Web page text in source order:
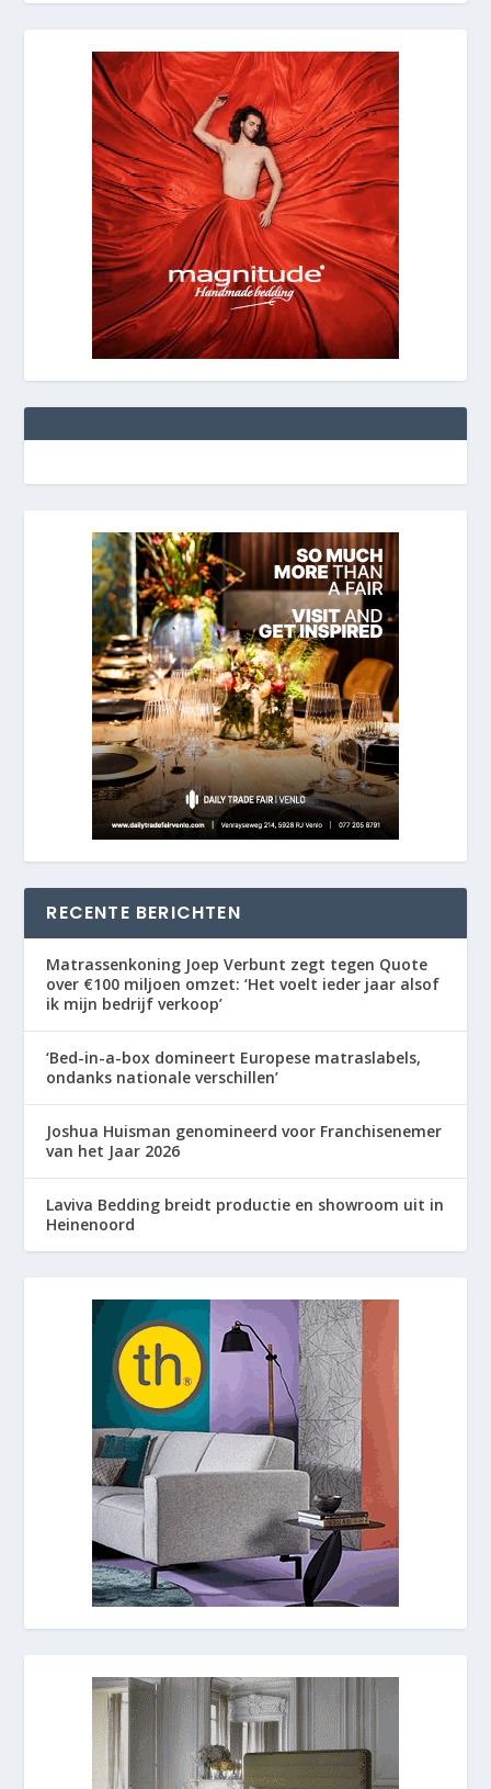
RECENTE BERICHTEN
Matrassenkoning Joep Verbunt zegt tegen Quote
over €100 miljoen omzet: ‘Het voelt ieder jaar alsof
ik mijn bedrijf verkoop’
‘Bed-in-a-box domineert Europese matraslabels,
ondanks nationale verschillen’
Joshua Huisman genomineerd voor Franchisenemer
van het Jaar 2026
Laviva Bedding breidt productie en showroom uit in
Heinenoord